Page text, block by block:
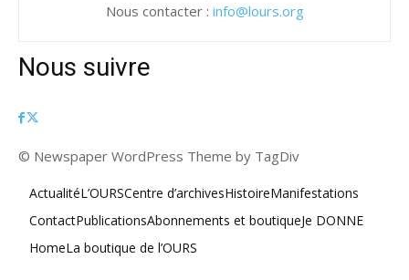
Nous contacter : info@lours.org
Nous suivre
© Newspaper WordPress Theme by TagDiv
ActualitéL’OURSCentre d’archivesHistoireManifestations
ContactPublicationsAbonnements et boutiqueJe DONNE
HomeLa boutique de l’OURS